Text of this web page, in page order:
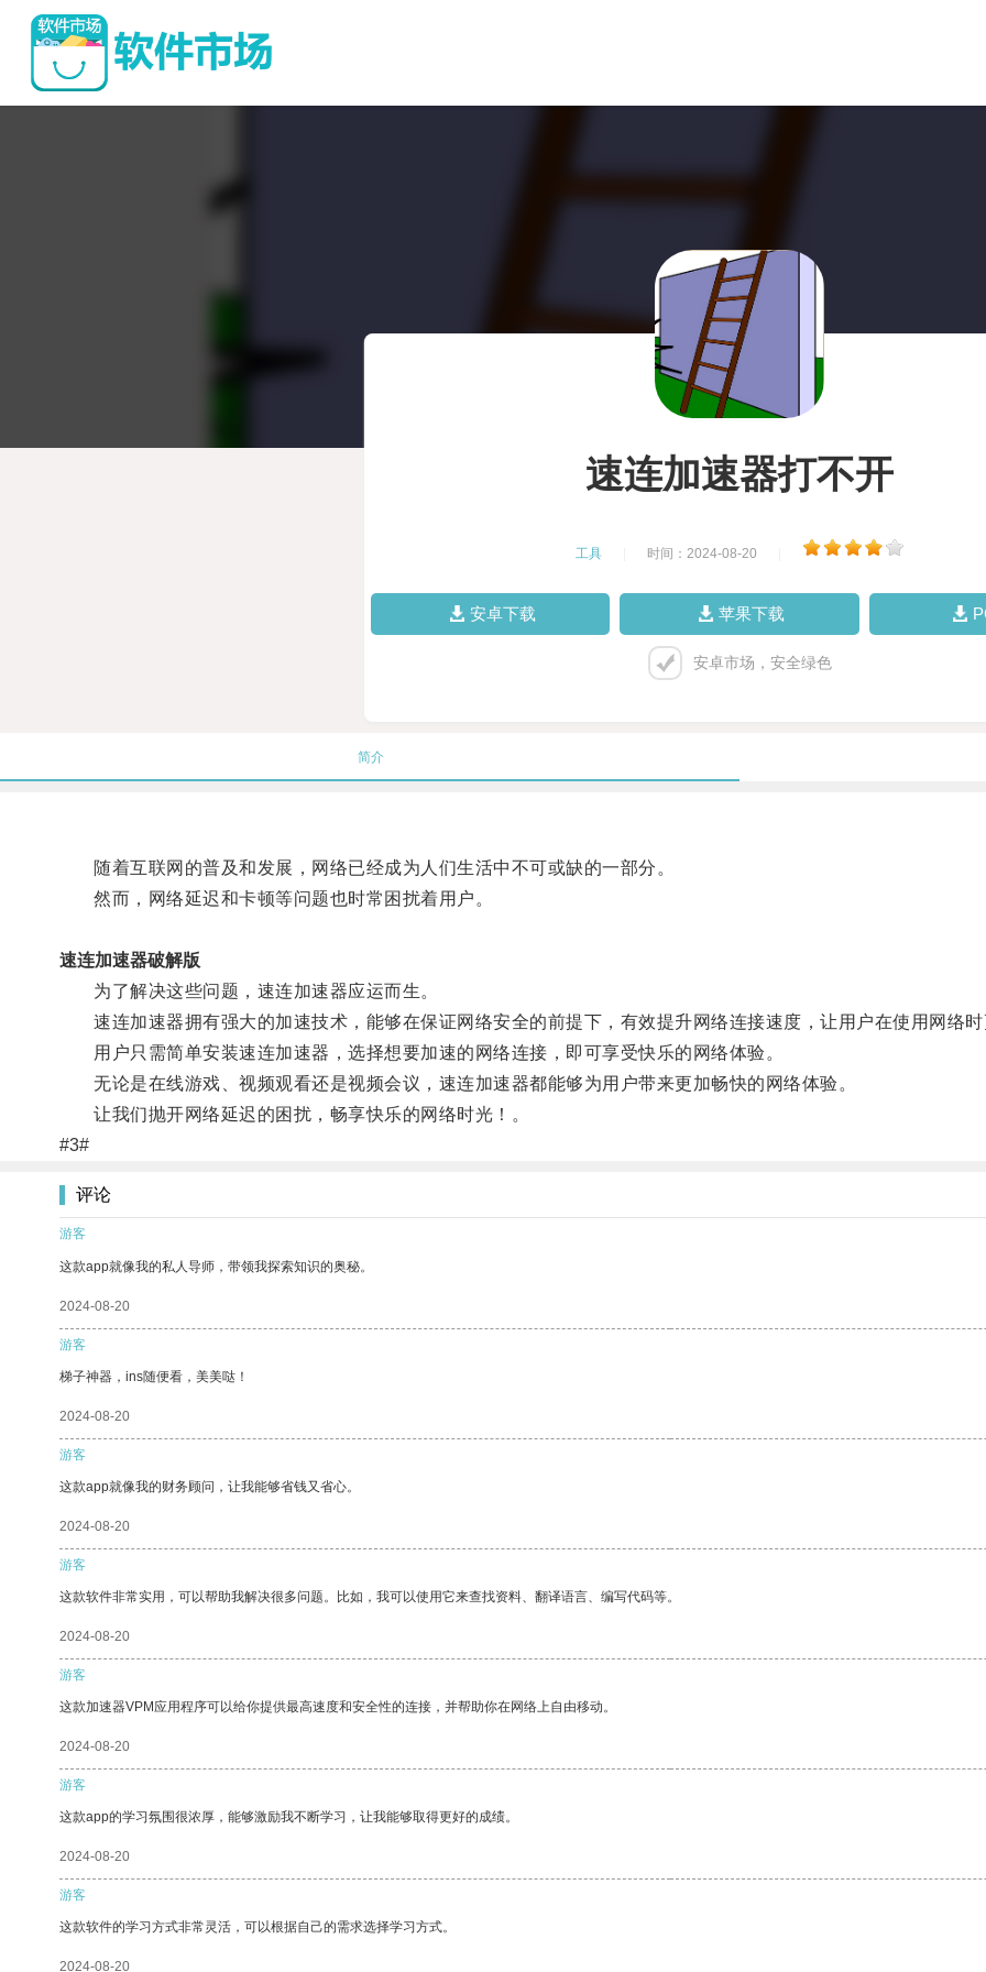
速连加速器打不开
工具 时间：2024-08-20
安卓下载 苹果下载
安卓市场，安全绿色
简介
随着互联网的普及和发展，网络已经成为人们生活中不可或缺的一部分。
然而，网络延迟和卡顿等问题也时常困扰着用户。
速连加速器破解版
为了解决这些问题，速连加速器应运而生。
速连加速器拥有强大的加速技术，能够在保证网络安全的前提下，有效提升网络连接速度，让用户在使用网络时
用户只需简单安装速连加速器，选择想要加速的网络连接，即可享受快乐的网络体验。
无论是在线游戏、视频观看还是视频会议，速连加速器都能够为用户带来更加畅快的网络体验。
让我们抛开网络延迟的困扰，畅享快乐的网络时光！。
#3#
评论
游客
这款app就像我的私人导师，带领我探索知识的奥秘。
2024-08-20
游客
梯子神器，ins随便看，美美哒！
2024-08-20
游客
这款app就像我的财务顾问，让我能够省钱又省心。
2024-08-20
游客
这款软件非常实用，可以帮助我解决很多问题。比如，我可以使用它来查找资料、翻译语言、编写代码等。
2024-08-20
游客
这款加速器VPM应用程序可以给你提供最高速度和安全性的连接，并帮助你在网络上自由移动。
2024-08-20
游客
这款app的学习氛围很浓厚，能够激励我不断学习，让我能够取得更好的成绩。
2024-08-20
游客
这款软件的学习方式非常灵活，可以根据自己的需求选择学习方式。
2024-08-20